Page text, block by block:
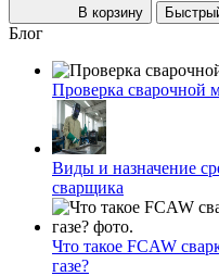
В корзину
Блог
Проверка сварочной
Виды и назначение
сварщика
Что такое FCAW
газе?